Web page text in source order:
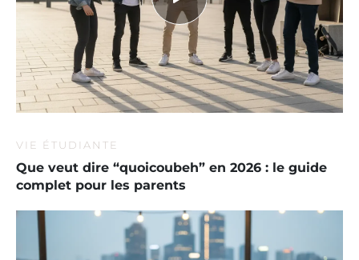
VIE ÉTUDIANTE
Que veut dire “quoicoubeh” en 2026 : le guide
complet pour les parents